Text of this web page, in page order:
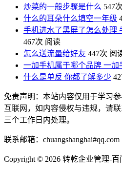
炒菜的一般步骤是什么 547
什么的耳朵什么填空一年级
手机进水了黑屏了怎么处理
467次 阅读
怎么送流量给好友 447次 阅
一加手机属于哪个品牌 一加
什么是单反 你都了解多少
免责声明：本站内容仅用于学习
互联网，如内容侵权与违规，请
三个工作日内处理。
联系邮箱：chuangshanghai#qq.com
Copyright © 2026 转乾企业管理-